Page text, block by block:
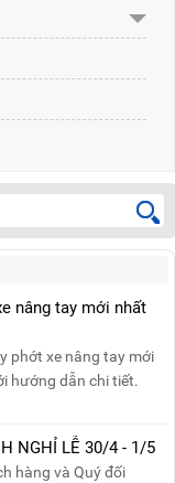
nâng tay mới nhất
phớt xe nâng tay mới
hướng dẫn chi tiết.
xe nâng hoạt động
NGHỈ LỄ 30/4 - 1/5
hàng và Quý đối